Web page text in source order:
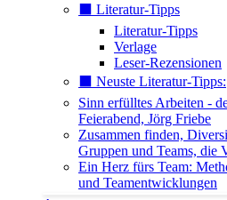
⬛️ Literatur-Tipps
Literatur-Tipps
Verlage
Leser-Rezensionen
⬛️ Neuste Literatur-Tipps:
Sinn erfülltes Arbeiten -
Feierabend, Jörg Friebe
Zusammen finden,
Gruppen und Teams, die
Ein Herz fürs Team:
und Teamentwicklungen